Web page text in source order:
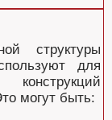
структуры
для
могут быть: